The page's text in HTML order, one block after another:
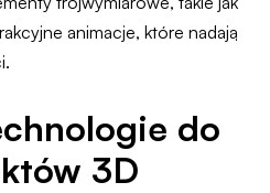
animacje, które nadają
do
3D